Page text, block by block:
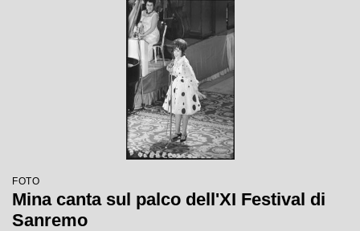
FOTO
Mina canta sul palco dell'XI Festival di
Sanremo